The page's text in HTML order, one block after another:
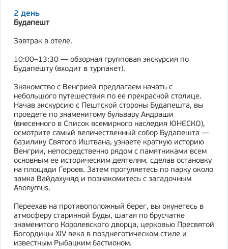
2 день
Будапешт
Завтрак в отеле.
10:00–13:30 — обзорная групповая экскурсия по
Будапешту (входит в турпакет).
Знакомство с Венгрией предлагаем начать с
небольшого путешествия по ее прекрасной столице.
Начав экскурсию с Пештской стороны Будапешта, вы
проедете по знаменитому бульвару Андраши
(внесенного в Список всемирного наследия ЮНЕСКО),
осмотрите самый величественный собор Будапешта —
базилику Святого Иштвана, узнаете краткую историю
Венгрии, непосредственно рядом с памятниками всем
основным ее историческим деятелям, сделав остановку
на площади Героев. Затем прогуляетесь по парку около
замка Вайдахуняд и познакомитесь с загадочным
Anonymus.
Переехав на противоположный берег, вы окунетесь в
атмосферу старинной Буды, шагая по брусчатке
знаменитого Королевского дворца, церковью Пресвятой
Богордицы XIV века в позднеготическом стиле и
известным Рыбацким бастионом.